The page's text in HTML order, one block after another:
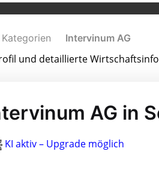
Kategorien Intervinum AG
und detaillierte
AG in
KI aktiv – Upgrade möglich